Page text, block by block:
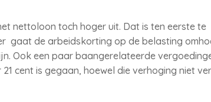
nettoloon toch hoger uit. Dat is ten eerste te
gaat de arbeidskorting op de belasting
Ook een paar baangerelateerde
cent is gegaan, hoewel die verhoging niet